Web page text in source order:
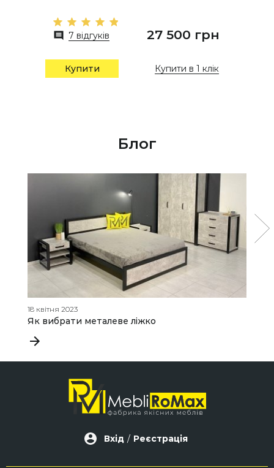
7 відгуків 27 500 грн
Купити Купити в 1 клік
Блог
18 квітня 2023
Як вибрати металеве ліжко
Вхід / Реєстрація